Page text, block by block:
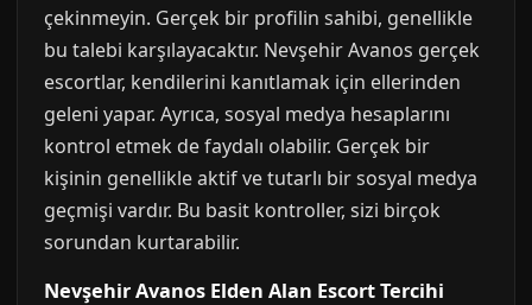
çekinmeyin. Gerçek bir profilin sahibi, genellikle
bu talebi karşılayacaktır. Nevşehir Avanos gerçek
escortlar, kendilerini kanıtlamak için ellerinden
geleni yapar. Ayrıca, sosyal medya hesaplarını
kontrol etmek de faydalı olabilir. Gerçek bir
kişinin genellikle aktif ve tutarlı bir sosyal medya
geçmişi vardır. Bu basit kontroller, sizi birçok
sorundan kurtarabilir.
Nevşehir Avanos Elden Alan Escort Tercihi